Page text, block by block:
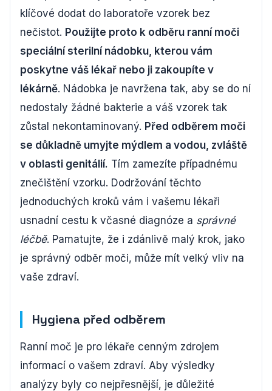
klíčové dodat do laboratoře vzorek bez
nečistot. Použijte proto k odběru ranní moči
speciální sterilní nádobku, kterou vám
poskytne váš lékař nebo ji zakoupíte v
lékárně. Nádobka je navržena tak, aby se do ní
nedostaly žádné bakterie a váš vzorek tak
zůstal nekontaminovaný. Před odběrem moči
se důkladně umyjte mýdlem a vodou, zvláště
v oblasti genitálií. Tím zamezíte případnému
znečištění vzorku. Dodržování těchto
jednoduchých kroků vám i vašemu lékaři
usnadní cestu k včasné diagnóze a správné
léčbě. Pamatujte, že i zdánlivě malý krok, jako
je správný odběr moči, může mít velký vliv na
vaše zdraví.
Hygiena před odběrem
Ranní moč je pro lékaře cenným zdrojem
informací o vašem zdraví. Aby výsledky
analýzy byly co nejpřesnější, je důležité